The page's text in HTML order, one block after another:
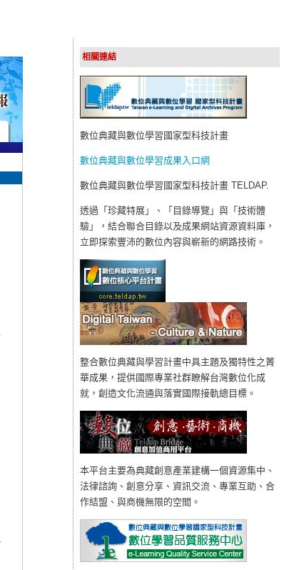
相關連結
數位典藏與數位學習國家型科技計畫
數位典藏與數位學習成果入口網
數位典藏與數位學習國家型科技計畫 TELDAP.
透過「珍藏特展」、「目錄導覽」與「技術體
驗」，結合聯合目錄以及成果網站資源資料庫，
立即探索豐沛的數位內容與嶄新的網路技術。
整合數位典藏與學習計畫中具主題及獨特性之菁
華成果，提供國際專業社群瞭解台灣數位化成
就，創造文化流通與落實國際接軌總目標。
本平台主要為典藏創意產業建構一個資源集中、
法律諮詢、創意分享、資訊交流、專業互助、合
作結盟、與商機無限的空間。